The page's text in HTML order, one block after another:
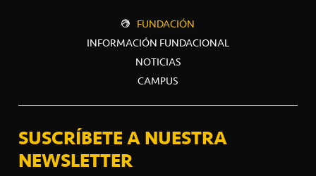
FUNDACIÓN
INFORMACIÓN FUNDACIONAL
NOTICIAS
CAMPUS
SUSCRÍBETE A NUESTRA
NEWSLETTER